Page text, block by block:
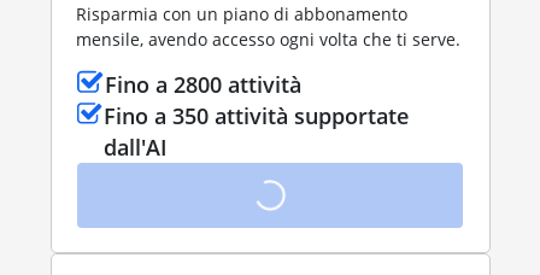
Risparmia con un piano di abbonamento
mensile, avendo accesso ogni volta che ti serve.
Fino a 2800 attività
Fino a 350 attività supportate
dall'AI